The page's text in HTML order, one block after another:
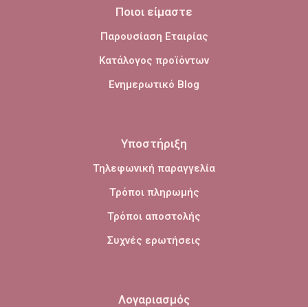
Ποιοι είμαστε
Παρουσίαση Εταιρίας
Κατάλογος προϊόντων
Ενημερωτικό Blog
Υποστήριξη
Τηλεφωνική παραγγελία
Τρόποι πληρωμής
Τρόποι αποστολής
Συχνές ερωτήσεις
Λογαριασμός